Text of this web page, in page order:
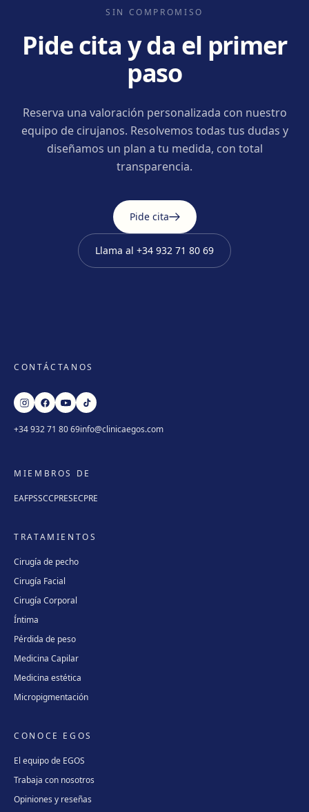
SIN COMPROMISO
Pide cita y da el primer
paso
Reserva una valoración personalizada con nuestro
equipo de cirujanos. Resolvemos todas tus dudas y
diseñamos un plan a tu medida, con total
transparencia.
Pide cita
Llama al +34 932 71 80 69
CONTÁCTANOS
+34 932 71 80 69info@clinicaegos.com
MIEMBROS DE
EAFPSSCCPRESECPRE
TRATAMIENTOS
Cirugía de pecho
Cirugía Facial
Cirugía Corporal
Íntima
Pérdida de peso
Medicina Capilar
Medicina estética
Micropigmentación
CONOCE EGOS
El equipo de EGOS
Trabaja con nosotros
Opiniones y reseñas